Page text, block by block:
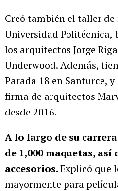
Creó también el taller de
Universidad Politécnica,
los arquitectos Jorge
Underwood. Además,
Parada 18 en Santurce,
firma de arquitectos
desde 2016.
A lo largo de su
de 1,000 maquetas, así
accesorios.Explicó que
mayormente para